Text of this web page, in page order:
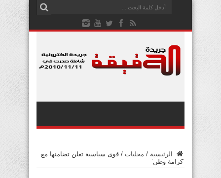
الرئيسية / محليات / قوى سياسية تعلن تضامنها مع
‘كرامة وطن’